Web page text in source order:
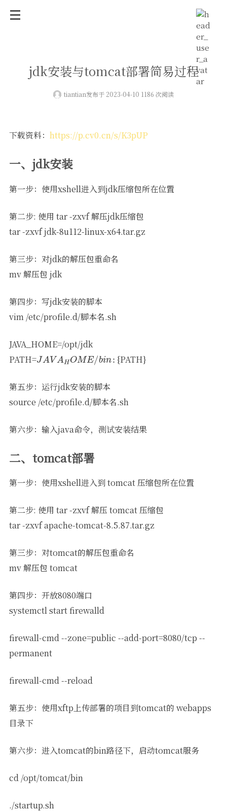
jdk安装与tomcat部署简易过程
tiantian发布于 2023-04-10 1186 次阅读
下载资料： https://p.cv0.cn/s/K3pUP
一、jdk安装
第一步：使用xshell进入到jdk压缩包所在位置
第二步: 使用 tar -zxvf 解压jdk压缩包
tar -zxvf jdk-8u112-linux-x64.tar.gz
第三步：对jdk的解压包重命名
mv 解压包 jdk
第四步：写jdk安装的脚本
vim /etc/profile.d/脚本名.sh
JAVA_HOME=/opt/jdk
PATH=
H O ME bi
{PATH}
第五步：运行jdk安装的脚本
source /etc/profile.d/脚本名.sh
第六步：输入java命令，测试安装结果
二、tomcat部署
第一步：使用xshell进入到 tomcat 压缩包所在位置
第二步: 使用 tar -zxvf 解压 tomcat 压缩包
tar -zxvf apache-tomcat-8.5.87.tar.gz
第三步：对tomcat的解压包重命名
mv 解压包 tomcat
第四步：开放8080端口
systemctl start firewalld
firewall-cmd --zone=public --add-port=8080/tcp --
permanent
firewall-cmd --reload
第五步：使用xftp上传部署的项目到tomcat的 webapps
目录下
第六步：进入tomcat的bin路径下，启动tomcat服务
cd /opt/tomcat/bin
./startup.sh